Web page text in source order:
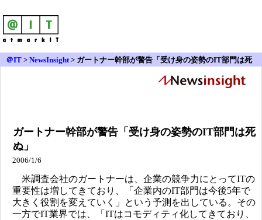
＠IT > NewsInsight> ガートナー幹部が警告「受け身の姿勢のIT部門は死
ガートナー幹部が警告「受け身の姿勢のIT部門は死
ぬ」
2006/1/6
米調査会社のガートナーは、企業の競争力にとってITの
重要性は増してきており、「企業内のIT部門は今後5年で
大きく役割を変えていく」という予測を出している。その
一方でIT業界では、「ITはコモディティ化してきており、